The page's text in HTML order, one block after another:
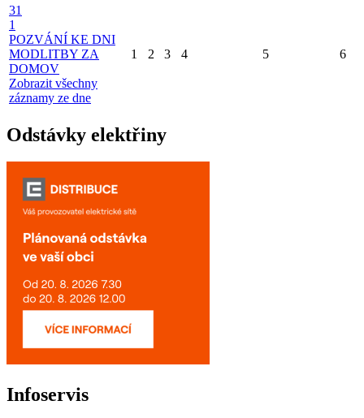
31
1
POZVÁNÍ KE DNI
MODLITBY ZA
DOMOV
Zobrazit všechny
záznamy ze dne
1 2 3 4 5 6
Odstávky elektřiny
Infoservis